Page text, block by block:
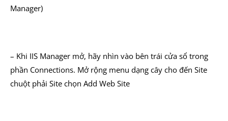
Manager)
– Khi IIS Manager mở, hãy nhìn vào bên trái cửa sổ trong
phần Connections. Mở rộng menu dạng cây cho đến Site
chuột phải Site chọn Add Web Site